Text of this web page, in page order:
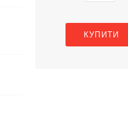
КУПИТИ